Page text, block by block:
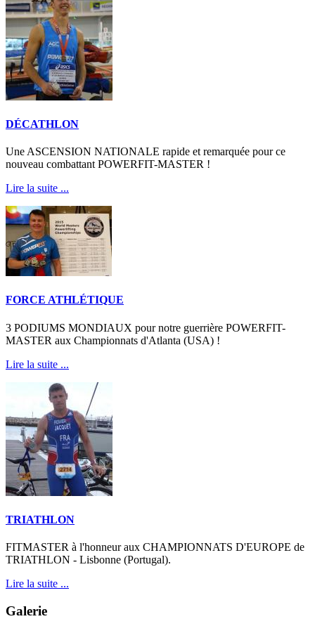
DÉCATHLON
Une ASCENSION NATIONALE rapide et remarquée pour ce
nouveau combattant POWERFIT-MASTER !
Lire la suite ...
FORCE ATHLÉTIQUE
3 PODIUMS MONDIAUX pour notre guerrière POWERFIT-
MASTER aux Championnats d'Atlanta (USA) !
Lire la suite ...
TRIATHLON
FITMASTER à l'honneur aux CHAMPIONNATS D'EUROPE de
TRIATHLON - Lisbonne (Portugal).
Lire la suite ...
Galerie